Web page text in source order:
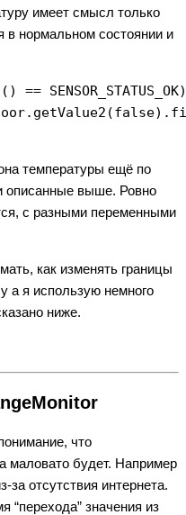
имеет смысл только
в нормальном состоянии и
температуры ещё по
описанные выше. Ровно
с разными переменными
как изменять границы
а я использую немного
ниже.
что
маловато будет. Например
отсутствия интернета.
“перехода” значения из